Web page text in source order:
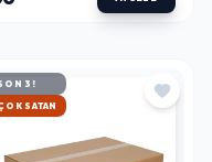
3!
KARGO